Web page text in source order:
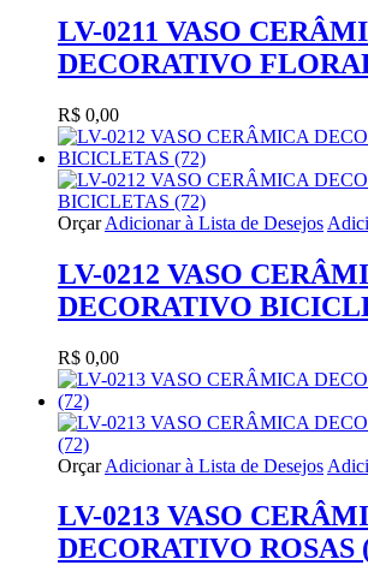
LV-0211 VASO
DECORATIVO
R$ 0,00
Orçar Adicionar à Lista de Desejos
LV-0212 VASO
DECORATIVO
R$ 0,00
Orçar Adicionar à Lista de Desejos
LV-0213 VASO
DECORATIVO ROSAS